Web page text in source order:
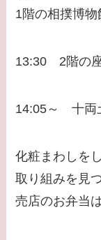
1階の相撲博物
13:30 2階の
14:05～ 十両
化粧まわしを
取り組みを見
売店のお弁当